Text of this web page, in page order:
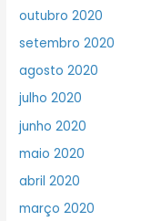
outubro 2020
setembro 2020
agosto 2020
julho 2020
junho 2020
maio 2020
abril 2020
março 2020